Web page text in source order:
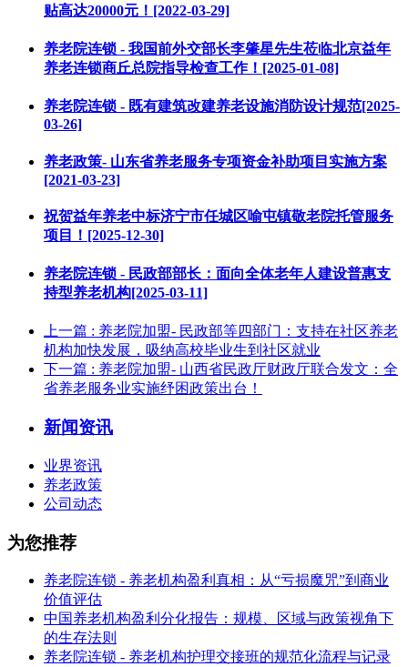
贴高达20000元！[2022-03-29]
养老院连锁 - 我国前外交部长李肇星先生莅临北京益年
养老连锁商丘总院指导检查工作！[2025-01-08]
养老院连锁 - 既有建筑改建养老设施消防设计规范[2025-
03-26]
养老政策- 山东省养老服务专项资金补助项目实施方案
[2021-03-23]
祝贺益年养老中标济宁市任城区喻屯镇敬老院托管服务
项目！[2025-12-30]
养老院连锁 - 民政部部长：面向全体老年人建设普惠支
持型养老机构[2025-03-11]
上一篇 : 养老院加盟- 民政部等四部门：支持在社区养老
机构加快发展，吸纳高校毕业生到社区就业
下一篇 : 养老院加盟- 山西省民政厅财政厅联合发文：全
省养老服务业实施纾困政策出台！
新闻资讯
业界资讯
养老政策
公司动态
为您推荐
养老院连锁 - 养老机构盈利真相：从“亏损魔咒”到商业
价值评估
中国养老机构盈利分化报告：规模、区域与政策视角下
的生存法则
养老院连锁 - 养老机构护理交接班的规范化流程与记录